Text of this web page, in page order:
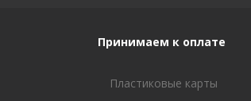
Принимаем к оплате
Пластиковые карты